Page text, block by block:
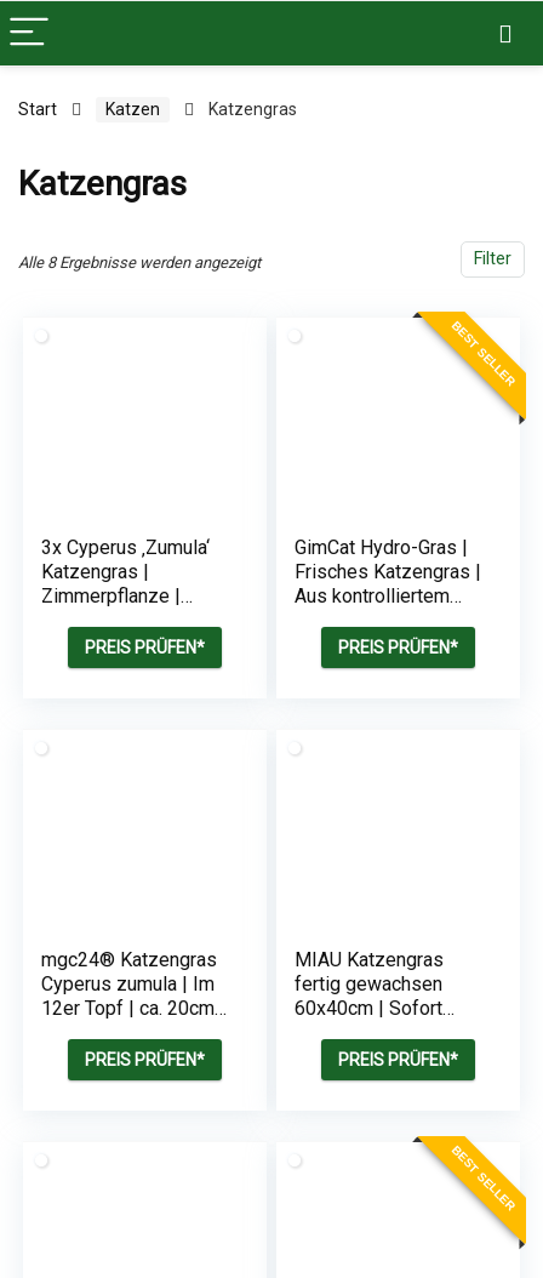
Start Katzen Katzengras
Katzengras
Filter
Alle 8 Ergebnisse werden angezeigt
3x Cyperus ‚Zumula‘
Katzengras |
Zimmerpflanze |
PREIS PRÜFEN*
BEST SELLER
GimCat Hydro-Gras |
Frisches Katzengras |
Aus kontrolliertem
8 TagenPREIS PRÜFEN*
mgc24® Katzengras
Cyperus zumula | Im
12er Topf | ca. 20cm
PREIS PRÜFEN*
MIAU Katzengras
fertig gewachsen
60x40cm | Sofort
AussäenPREIS PRÜFEN*
BEST SELLER